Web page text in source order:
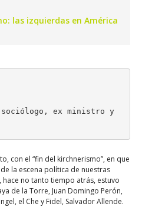
las izquierdas en América
sociólogo, ex ministro y
con el “fin del kirchnerismo”, en que
la escena política de nuestras
no tanto tiempo atrás, estuvo
de la Torre, Juan Domingo Perón,
el Che y Fidel, Salvador Allende.